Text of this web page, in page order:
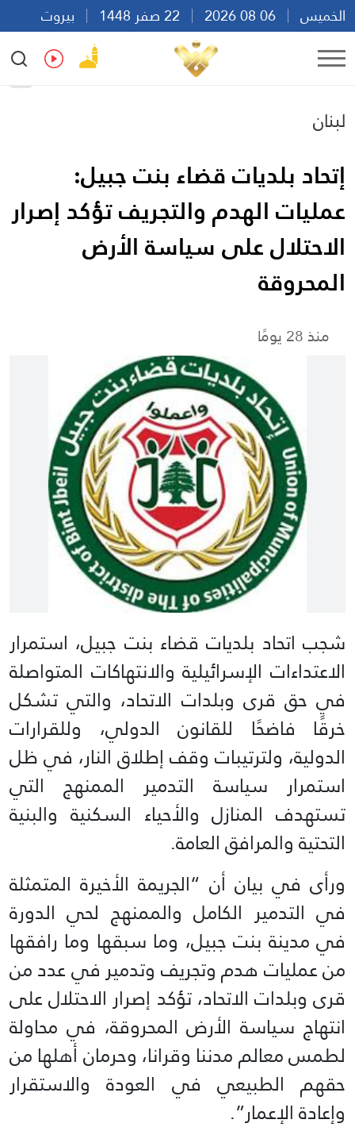
الخميس
بيروت
07:39
Ar
لبنان
إتحاد بلديات قضاء بنت جبيل:
عمليات الهدم والتجريف تؤكد إصرار
الاحتلال على سياسة الأرض
المحروقة
منذ 28 يومًا
شجب اتحاد بلديات قضاء بنت جبيل، استمرار
الاعتداءات الإسرائيلية والانتهاكات المتواصلة
في حق قرى وبلدات الاتحاد، والتي تشكل
خرقًا فاضحًا للقانون الدولي، وللقرارات
الدولية، ولترتيبات وقف إطلاق النار، في ظل
استمرار سياسة التدمير الممنهج التي
تستهدف المنازل والأحياء السكنية والبنية
التحتية والمرافق العامة.
ورأى في بيان أن “الجريمة الأخيرة المتمثلة
في التدمير الكامل والممنهج لحي الدورة
في مدينة بنت جبيل، وما سبقها وما رافقها
من عمليات هدم وتجريف وتدمير في عدد من
قرى وبلدات الاتحاد، تؤكد إصرار الاحتلال على
انتهاج سياسة الأرض المحروقة، في محاولة
لطمس معالم مدننا وقرانا، وحرمان أهلها من
حقهم الطبيعي في العودة والاستقرار
وإعادة الإعمار”.